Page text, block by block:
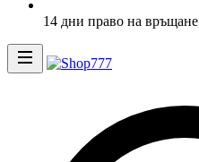
14 дни право на връщане